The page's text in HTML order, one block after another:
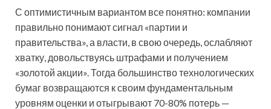
С оптимистичным вариантом все понятно: компании
правильно понимают сигнал «партии и
правительства», а власти, в свою очередь, ослабляют
хватку, довольствуясь штрафами и получением
«золотой акции». Тогда большинство технологических
бумаг возвращаются к своим фундаментальным
уровням оценки и отыгрывают 70-80% потерь —